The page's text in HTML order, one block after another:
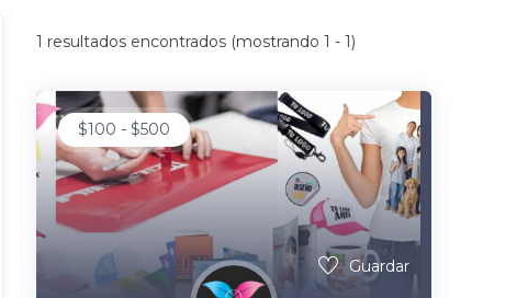
1 resultados encontrados (mostrando 1 - 1)
$100 - $500
Guardar